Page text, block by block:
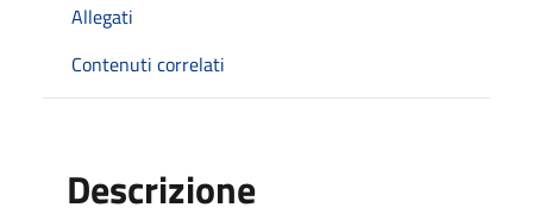
Allegati
Contenuti correlati
Descrizione